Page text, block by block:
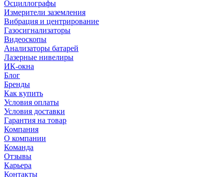
Осциллографы
Измерители заземления
Вибрация и центрирование
Газосигнализаторы
Видеоскопы
Анализаторы батарей
Лазерные нивелиры
ИК-окна
Блог
Бренды
Как купить
Условия оплаты
Условия доставки
Гарантия на товар
Компания
О компании
Команда
Отзывы
Карьера
Контакты